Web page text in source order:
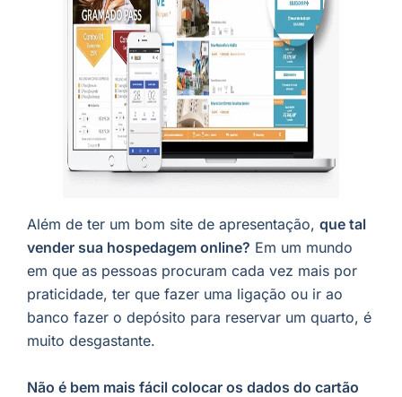
Além de ter um bom site de apresentação, que tal
vender sua hospedagem online? Em um mundo
em que as pessoas procuram cada vez mais por
praticidade, ter que fazer uma ligação ou ir ao
banco fazer o depósito para reservar um quarto, é
muito desgastante.
Não é bem mais fácil colocar os dados do cartão